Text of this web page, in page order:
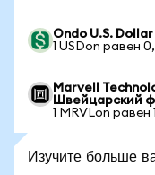
Ondo U.S.
1 USDon равен
Marvell
Швейцарский
1 MRVLon равен
Изучите больше